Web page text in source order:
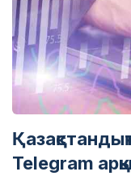
Telegram